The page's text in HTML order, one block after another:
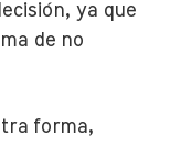
ya que
de no
forma,